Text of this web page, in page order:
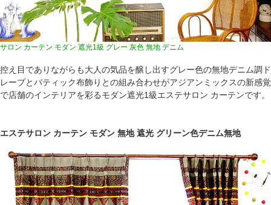
サロン カーテン モダン 遮光1級 グレー 灰色 無地 デニム
控え目でありながらも大人の気品を醸し出すグレー色の無地デニム調ド
レープとバティック布飾りとの組み合わせがアジアンミックスの新感覚
で店舗のインテリアを彩るモダン遮光1級エステサロン カーテンです。
エステサロン カーテン モダン 無地 遮光 グリーン色デニム無地